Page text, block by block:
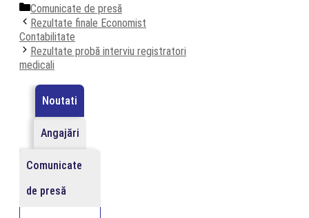
Categorii
Comunicate de presă
Rezultate finale Economist
Contabilitate
Rezultate probă interviu registratori
medicali
Noutati
Angajări
Comunicate
de presă